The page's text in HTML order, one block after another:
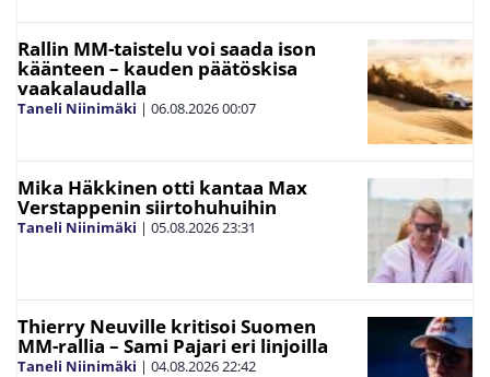
Rallin MM-taistelu voi saada ison
käänteen – kauden päätöskisa
vaakalaudalla
Taneli Niinimäki | 06.08.202600:07
Mika Häkkinen otti kantaa Max
Verstappenin siirtohuhuihin
Taneli Niinimäki | 05.08.202623:31
Thierry Neuville kritisoi Suomen
MM-rallia – Sami Pajari eri linjoilla
Taneli Niinimäki | 04.08.202622:42